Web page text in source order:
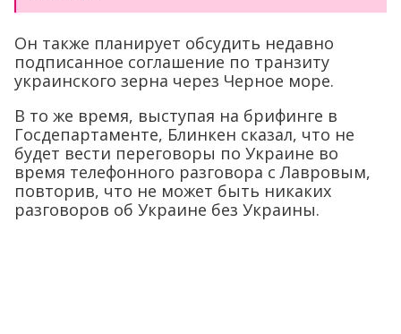
Он также планирует обсудить недавно
подписанное соглашение по транзиту
украинского зерна через Черное море.
В то же время, выступая на брифинге в
Госдепартаменте, Блинкен сказал, что не
будет вести переговоры по Украине во
время телефонного разговора с Лавровым,
повторив, что не может быть никаких
разговоров об Украине без Украины.